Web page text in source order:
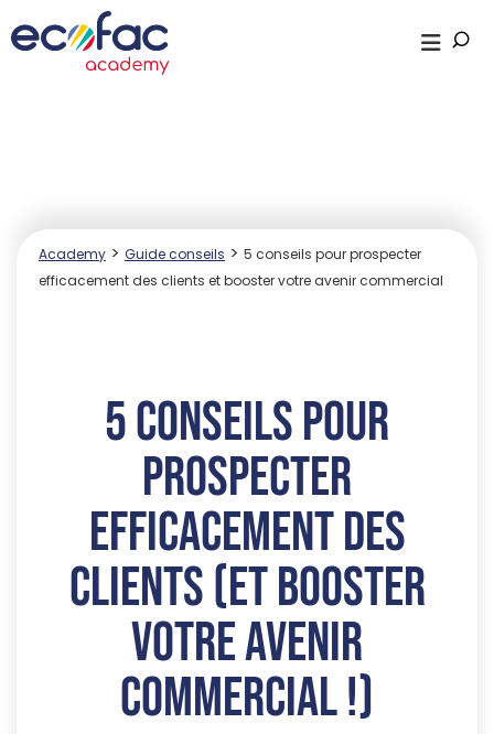
Academy > Guide conseils > 5 conseils pour prospecter
efficacement des clients et booster votre avenir commercial
5 conseils pour
prospecter
efficacement des
clients (et booster
votre avenir
commercial !)